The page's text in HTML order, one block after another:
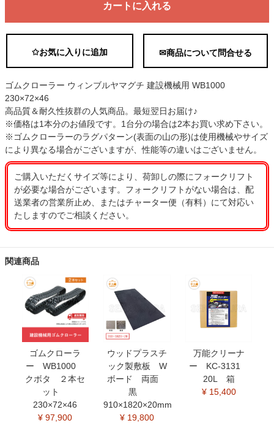
カートに入れる
✩お気に入りに追加 ✉商品について問合せる
ゴムクローラー ウィンブルヤマグチ 建設機械用 WB1000
230×72×46
高品質＆耐久性抜群の人気商品。最短翌日お届け♪
※価格は1本分のお値段です。1台分の場合は2本お買い求め下さい。
※ゴムクローラーのラグパターン(表面の山の形)は使用機械やサイズ
により異なる場合がございますが、性能等の違いはございません。
ご購入いただくサイズ等により、荷卸しの際にフォークリフト
が必要な場合がございます。フォークリフトがない場合は、配
送業者の営業所止め、またはチャーター便（有料）にて対応い
たしますのでご相談ください。
関連商品
ゴムクローラ
ー WB1000
クボタ ２本セ
ット
230×72×46
¥ 97,900
ウッドプラスチ
ック製敷板 W
ボード 両面
黒
910×1820×20mm
¥ 19,800
万能クリーナ
ー KC-3131
20L 箱
¥ 15,400